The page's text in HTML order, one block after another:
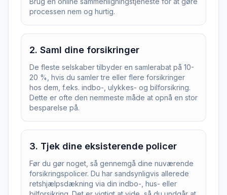
processen nem og hurtig.
2. Saml dine forsikringer
De fleste selskaber tilbyder en samlerabat på 10-
20 %, hvis du samler tre eller flere forsikringer
hos dem, f.eks. indbo-, ulykkes- og bilforsikring.
Dette er ofte den nemmeste måde at opnå en stor
besparelse på.
3. Tjek dine eksisterende policer
Før du gør noget, så gennemgå dine nuværende
forsikringspolicer. Du har sandsynligvis allerede
retshjælpsdækning via din indbo-, hus- eller